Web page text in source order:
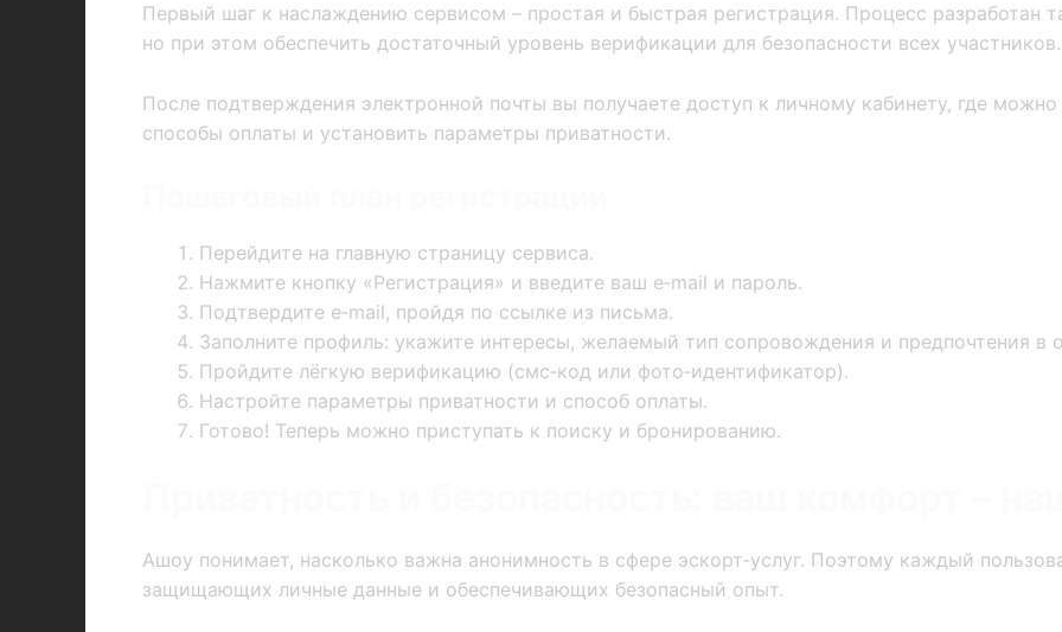
Первый шаг к наслаждению сервисом – простая и быстрая регистрация. Процесс разработан
но при этом обеспечить достаточный уровень верификации для безопасности всех участников.
После подтверждения электронной почты вы получаете доступ к личному кабинету, где можно
способы оплаты и установить параметры приватности.
Перейдите на главную страницу сервиса.
Нажмите кнопку «Регистрация» и введите ваш e‑mail и пароль.
Подтвердите e‑mail, пройдя по ссылке из письма.
Заполните профиль: укажите интересы, желаемый тип сопровождения и предпочтения в
Пройдите лёгкую верификацию (смс‑код или фото‑идентификатор).
Настройте параметры приватности и способ оплаты.
Готово! Теперь можно приступать к поиску и бронированию.
Ашоу понимает, насколько важна анонимность в сфере эскорт‑услуг. Поэтому каждый
защищающих личные данные и обеспечивающих безопасный опыт.